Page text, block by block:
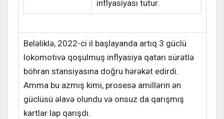
inflyasiyası tutur.
Beləliklə, 2022-ci il başlayanda artıq 3 güclü
lokomotivə qoşulmuş inflyasiya qatarı sürətlə
böhran stansiyasına doğru hərəkət edirdi.
Amma bu azmış kimi, prosesə amillərin ən
güclüsü əlavə olundu və onsuz da qarışmış
kartlar lap qarışdı.